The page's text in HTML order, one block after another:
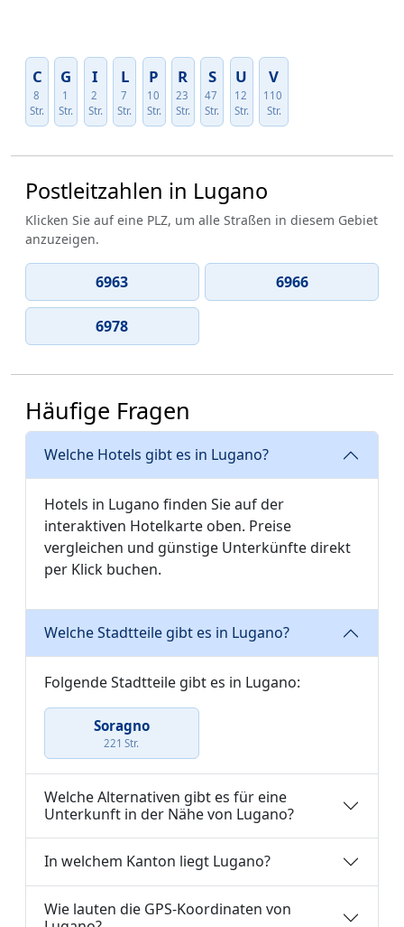
C
8
Str.
G
1
Str.
I
2
Str.
L
7
Str.
P
10
Str.
R
23
Str.
S
47
Str.
U
12
Str.
V
110
Str.
Postleitzahlen in Lugano
Klicken Sie auf eine PLZ, um alle Straßen in diesem Gebiet
anzuzeigen.
6963 6966
6978
Häufige Fragen
Welche Hotels gibt es in Lugano?
Hotels in Lugano finden Sie auf der
interaktiven Hotelkarte oben. Preise
vergleichen und günstige Unterkünfte direkt
per Klick buchen.
Welche Stadtteile gibt es in Lugano?
Folgende Stadtteile gibt es in Lugano:
Soragno
221 Str.
Welche Alternativen gibt es für eine
Unterkunft in der Nähe von Lugano?
In welchem Kanton liegt Lugano?
Wie lauten die GPS-Koordinaten von